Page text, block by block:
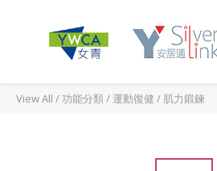
View All /功能分類/運動復健 / 肌力鍛鍊